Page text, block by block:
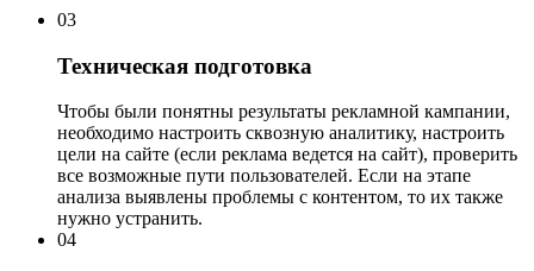
03
Техническая подготовка
Чтобы были понятны результаты рекламной кампании,
необходимо настроить сквозную аналитику, настроить
цели на сайте (если реклама ведется на сайт), проверить
все возможные пути пользователей. Если на этапе
анализа выявлены проблемы с контентом, то их также
нужно устранить.
04